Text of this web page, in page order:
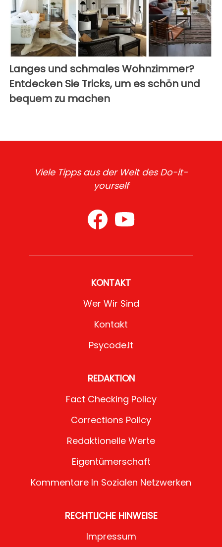
Langes und schmales Wohnzimmer?
Entdecken Sie Tricks, um es schön und
bequem zu machen
Viele Tipps aus der Welt des Do-it-
yourself
KONTAKT
Wer Wir Sind
Kontakt
Psycode.it
REDAKTION
Fact Checking Policy
Corrections Policy
Redaktionelle Werte
Eigentümerschaft
Kommentare In Sozialen Netzwerken
RECHTLICHE HINWEISE
Impressum